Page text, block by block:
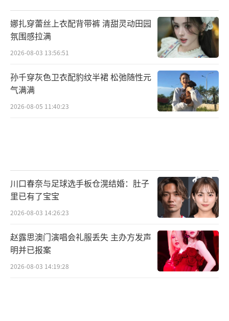
娜扎穿蕾丝上衣配背带裤 清甜灵动田园
氛围感拉满
2026-08-03 13:56:51
孙千穿灰色卫衣配豹纹半裙 松弛随性元
气满满
2026-08-05 11:40:23
川口春奈与足球选手板仓滉结婚：肚子
里已有了宝宝
2026-08-03 14:26:23
赵露思澳门演唱会礼服丢失 主办方发声
明并已报案
2026-08-03 14:19:28